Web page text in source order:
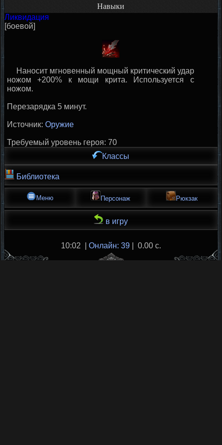
Навыки
Ликвидация
[боевой]
Наносит мгновенный мощный критический удар
ножом +200% к мощи крита. Используется с
ножом.
Перезарядка 5 минут.
Источник: Оружие
Требуемый уровень героя: 70
Классы
Библиотека
Меню Персонаж Рюкзак
в игру
10:02 | Онлайн: 39| 0.00 с.